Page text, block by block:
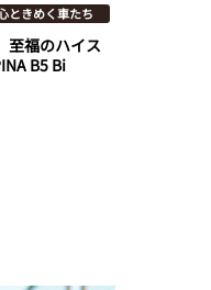
ときめく車たち
至福のハイス
B5 Bi